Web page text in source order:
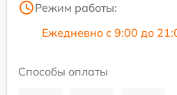
Режим работы:
Ежедневно с 9:00 до
Способы оплаты